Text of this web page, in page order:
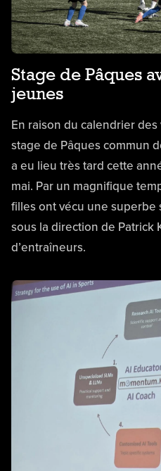
Stage de Pâques
jeunes
En raison du calendrier des
stage de Pâques commun
a eu lieu très tard cette
mai. Par un magnifique
filles ont vécu une superbe
sous la direction de Patrick
d’entraîneurs.